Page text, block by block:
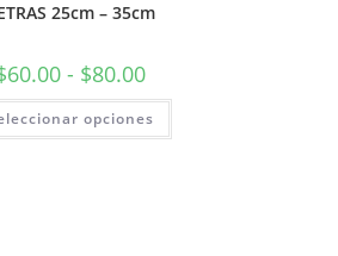
25cm – 35cm
60.00 - $80.00
opciones